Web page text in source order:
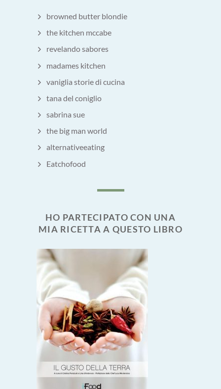
browned butter blondie
the kitchen mccabe
revelando sabores
madames kitchen
vaniglia storie di cucina
tana del coniglio
sabrina sue
the big man world
alternativeeating
Eatchofood
HO PARTECIPATO CON UNA
MIA RICETTA A QUESTO LIBRO